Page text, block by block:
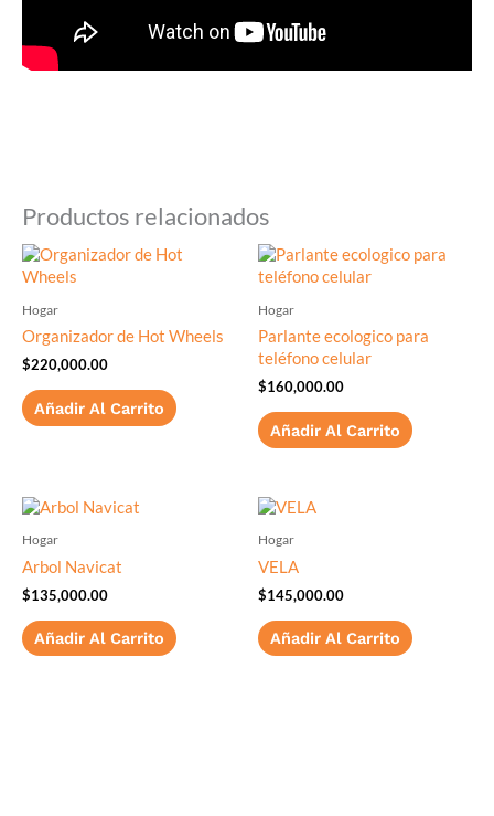
Productos relacionados
Hogar
Organizador de Hot Wheels
$220,000.00
Añadir Al Carrito
Hogar
Parlante ecologico para
teléfono celular
$160,000.00
Añadir Al Carrito
Hogar
Arbol Navicat
$135,000.00
Añadir Al Carrito
Hogar
VELA
$145,000.00
Añadir Al Carrito